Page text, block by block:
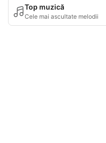
Top muzică
Cele mai ascultate melodii